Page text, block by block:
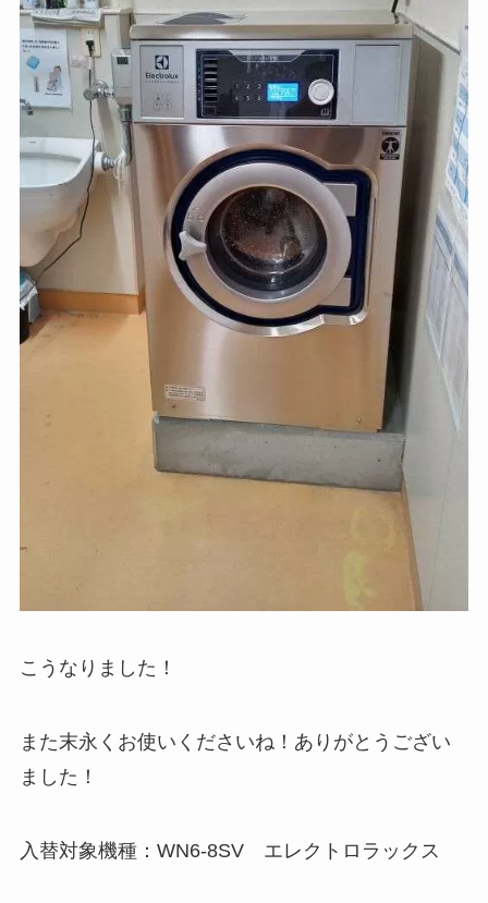
こうなりました！
また末永くお使いくださいね！ありがとうござい
ました！
入替対象機種：WN6-8SV エレクトロラックス